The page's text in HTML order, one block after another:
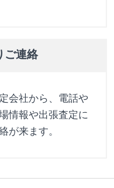
ご連絡
会社から、電話や
情報や出張査定に
が来ます。